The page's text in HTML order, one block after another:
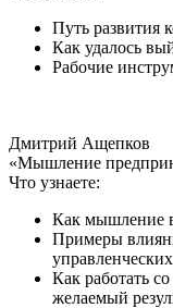
Путь развития
Как удалось
Рабочие
Дмитрий Ащепков
«Мышление
Что узнаете:
Как мышление
Примеры
Как работать
желаемый